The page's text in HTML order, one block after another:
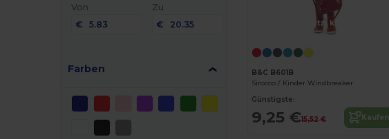
Von
€
Zu
€
Farben
Jetzt konfigurieren!
B&C B601B
Sirocco / Kinder Windbreaker
Günstigste:
9,25 €15,52 € Kaufen